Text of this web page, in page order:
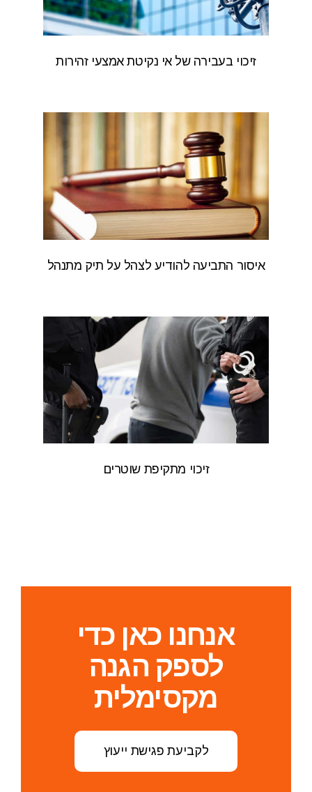
זיכוי בעבירה של אי נקיטת אמצעי זהירות
איסור התביעה להודיע לצהל על תיק מתנהל
זיכוי מתקיפת שוטרים
אנחנו כאן כדי
לספק הגנה
מקסימלית
לקביעת פגישת ייעוץ